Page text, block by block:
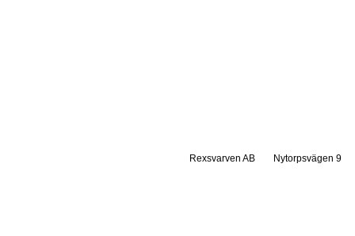
Rexsvarven AB Nytorpsvägen 9